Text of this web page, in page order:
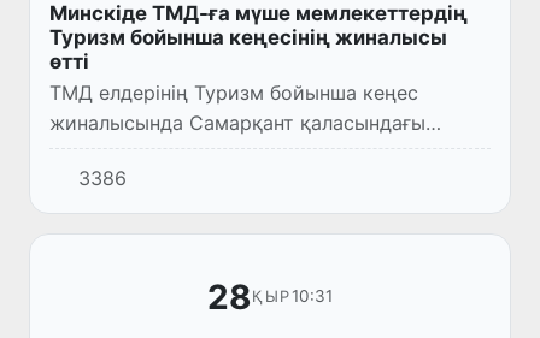
Минскіде ТМД-ға мүше мемлекеттердің
Туризм бойынша кеңесінің жиналысы
өтті
ТМД елдерінің Туризм бойынша кеңес
жиналысында Самарқант қаласындағы
«Жібек жолы» халықаралық туризм
университетінің жұмысы талқыланды.
3386
28ҚЫР10:31